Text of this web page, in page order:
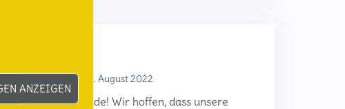
ANZEIGEN
– 29. August 2022
(leider) zu Ende! Wir hoffen, dass unsere